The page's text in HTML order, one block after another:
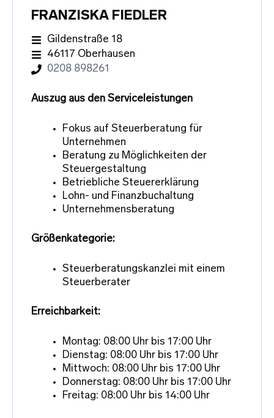
FRANZISKA FIEDLER
Gildenstraße 18
46117 Oberhausen
0208 898261
Auszug aus den Serviceleistungen
Fokus auf Steuerberatung für
Unternehmen
Beratung zu Möglichkeiten der
Steuergestaltung
Betriebliche Steuererklärung
Lohn- und Finanzbuchaltung
Unternehmensberatung
Größenkategorie:
Steuerberatungskanzlei mit einem
Steuerberater
Erreichbarkeit:
Montag: 08:00 Uhr bis 17:00 Uhr
Dienstag: 08:00 Uhr bis 17:00 Uhr
Mittwoch: 08:00 Uhr bis 17:00 Uhr
Donnerstag: 08:00 Uhr bis 17:00 Uhr
Freitag: 08:00 Uhr bis 14:00 Uhr